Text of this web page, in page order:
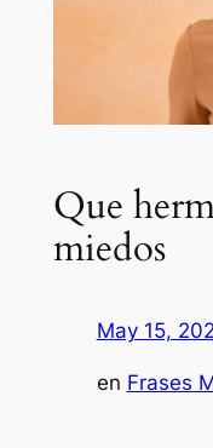
Que
miedos
May 15,
en Frases